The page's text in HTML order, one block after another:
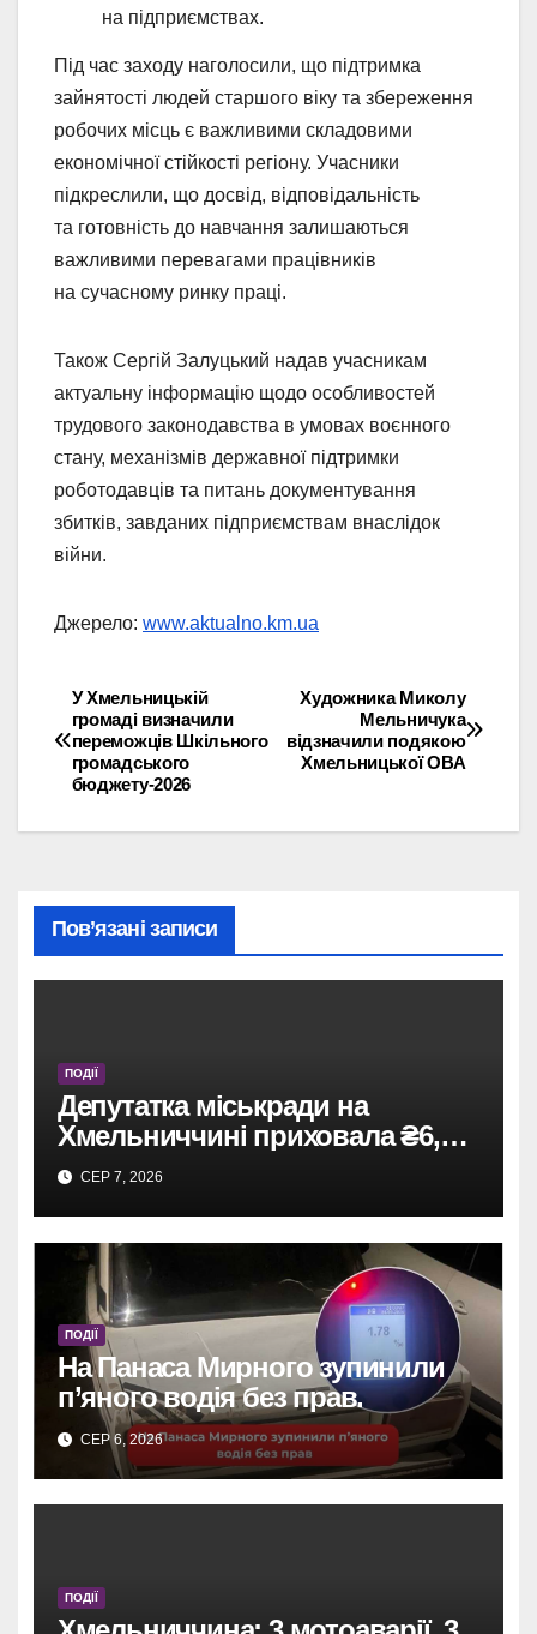
на підприємствах.
Під час заходу наголосили, що підтримка
зайнятості людей старшого віку та збереження
робочих місць є важливими складовими
економічної стійкості регіону. Учасники
підкреслили, що досвід, відповідальність
та готовність до навчання залишаються
важливими перевагами працівників
на сучасному ринку праці.
Також Сергій Залуцький надав учасникам
актуальну інформацію щодо особливостей
трудового законодавства в умовах воєнного
стану, механізмів державної підтримки
роботодавців та питань документування
збитків, завданих підприємствам внаслідок
війни.
Джерело: www.aktualno.km.ua
Навігація
записів
Художника Миколу
Мельничука
відзначили подякою
Хмельницької ОВА
У Хмельницькій
громаді визначили
переможців Шкільного
громадського
бюджету-2026
Пов’язані записи
ПОДІЇ
Депутатка міськради на
Хмельниччині приховала ₴6,4
млн: винесено вирок
СЕР 7, 2026
ПОДІЇ
На Панаса Мирного зупинили
п’яного водія без прав.
СЕР 6, 2026
ПОДІЇ